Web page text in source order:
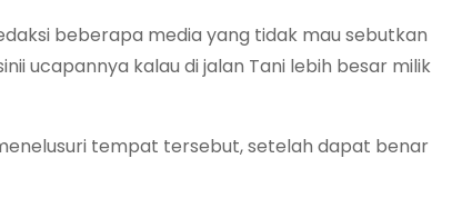
beberapa media yang tidak mau sebutkan
ucapannya kalau di jalan Tani lebih besar milik
tempat tersebut, setelah dapat benar